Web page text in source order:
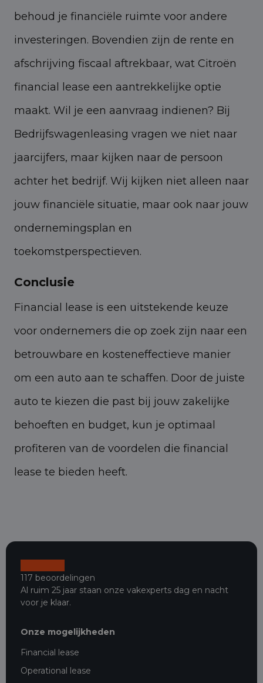
behoud je financiële ruimte voor andere
investeringen. Bovendien zijn de rente en
afschrijving fiscaal aftrekbaar, wat Citroën
financial lease een aantrekkelijke optie
maakt. Wil je een aanvraag indienen? Bij
Bedrijfswagenleasing vragen we niet naar
jaarcijfers, maar kijken naar de persoon
achter het bedrijf. Wij kijken niet alleen naar
jouw financiële situatie, maar ook naar jouw
ondernemingsplan en
toekomstperspectieven.
Conclusie
Financial lease is een uitstekende keuze
voor ondernemers die op zoek zijn naar een
betrouwbare en kosteneffectieve manier
om een auto aan te schaffen. Door de juiste
auto te kiezen die past bij jouw zakelijke
behoeften en budget, kun je optimaal
profiteren van de voordelen die financial
lease te bieden heeft.
117 beoordelingen
Al ruim 25 jaar staan onze vakexperts dag en nacht
voor je klaar.
Onze mogelijkheden
Financial lease
Operational lease